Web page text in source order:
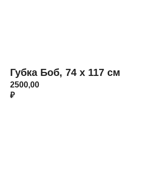
Губка Боб, 74 х 117 см
2500,00
₽